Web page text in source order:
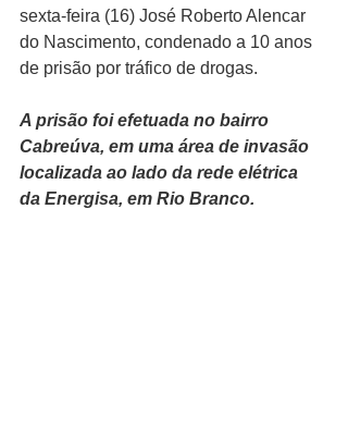
sexta-feira (16) José Roberto Alencar
do Nascimento, condenado a 10 anos
de prisão por tráfico de drogas.
A prisão foi efetuada no bairro
Cabreúva, em uma área de invasão
localizada ao lado da rede elétrica
da Energisa, em Rio Branco.